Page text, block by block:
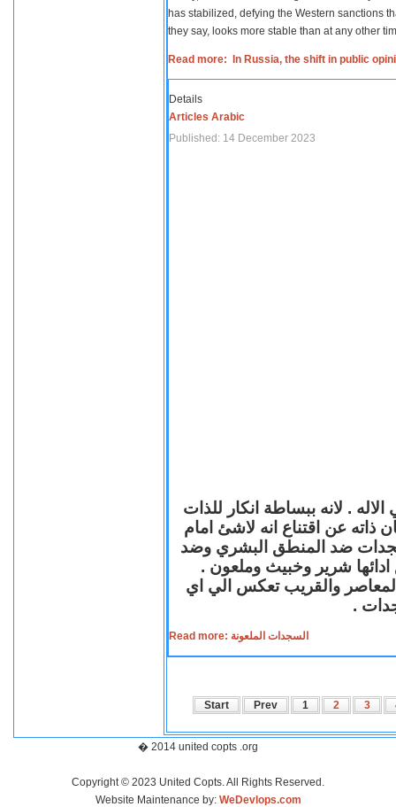
has stabilized, defying the Western sanctions
they say, looks more stable than at any other
Read more: In Russia, the shift in public
Details
Articles Arabic
Published: 14 December 2023
. لانه ببساطة انكار للذات
ذاته عن اقتناع انه لاشئ امام
ضد المنطق البشري وضد
ادائها شرير وخبيث وملعون .
المعاصر والقريب تعكس الي اي
.
Read more: السجدات الملعونة
Start Prev 1 2 3
� 2014 united copts .org
Copyright © 2023 United Copts. All Rights Reserved.
Website Maintenance by: WeDevlops.com